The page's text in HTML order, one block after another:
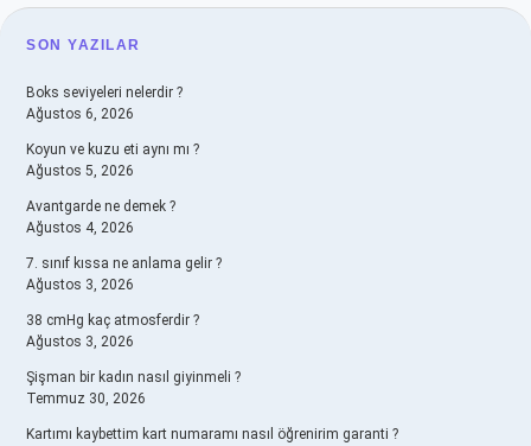
SIDEBAR
SON YAZILAR
Boks seviyeleri nelerdir ?
Ağustos 6, 2026
Koyun ve kuzu eti aynı mı ?
Ağustos 5, 2026
Avantgarde ne demek ?
Ağustos 4, 2026
7. sınıf kıssa ne anlama gelir ?
Ağustos 3, 2026
38 cmHg kaç atmosferdir ?
Ağustos 3, 2026
Şişman bir kadın nasıl giyinmeli ?
Temmuz 30, 2026
Kartımı kaybettim kart numaramı nasıl öğrenirim garanti ?